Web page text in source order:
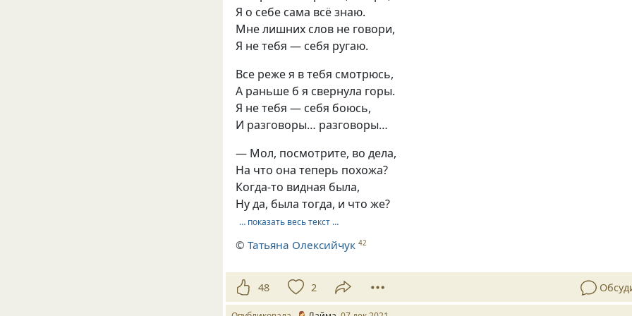
Я о себе сама всё знаю.
Мне лишних слов не говори,
Я не тебя — себя ругаю.
Все реже я в тебя смотрюсь,
А раньше б я свернула горы.
Я не тебя — себя боюсь,
И разговоры… разговоры…
— Мол, посмотрите, во дела,
На что она теперь похожа?
Когда-то видная была,
Ну да, была тогда, и что же?
… показать весь текст …
©Татьяна Олексийчук 42
48 2